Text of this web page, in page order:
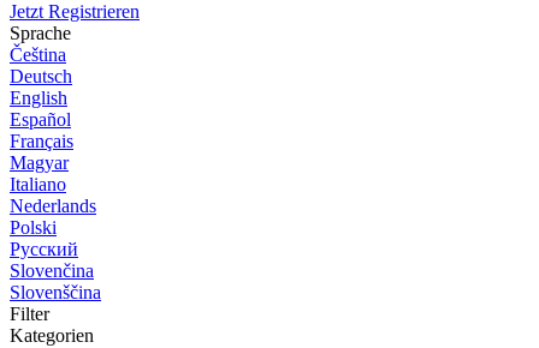
Jetzt Registrieren
Sprache
Čeština
Deutsch
English
Español
Français
Magyar
Italiano
Nederlands
Polski
Русский
Slovenčina
Slovenščina
Filter
Kategorien